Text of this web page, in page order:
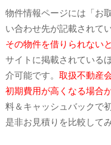
物件情報ページには「お
い合わせ先が記載されて
その物件を借りられない
サイトに掲載されている
介可能です。 取扱不動産
初期費用が高くなる場合
料＆キャッシュバックで
是非お見積りを比較して